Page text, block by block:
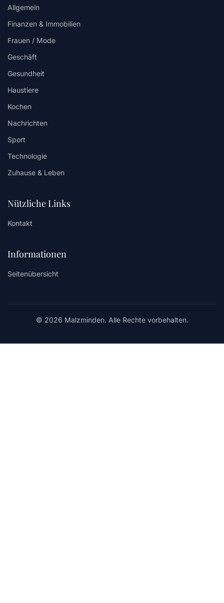
Allgemein
Finanzen & Immobilien
Frauen / Mode
Geschäft
Gesundheit
Haustiere
Kochen
Nachrichten
Sport
Technologie
Zuhause & Leben
Nützliche Links
Kontakt
Informationen
Seitenübersicht
© 2026 Malzminden. Alle Rechte vorbehalten.